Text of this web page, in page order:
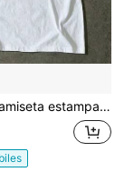
estilo hip-hop para hombre, camiseta gráfica vintage para hombre "NUNCA ES SUERTE, SIEMPRE ES DIOS" para deportes al aire libre. Conveniente para senderismo, pesca